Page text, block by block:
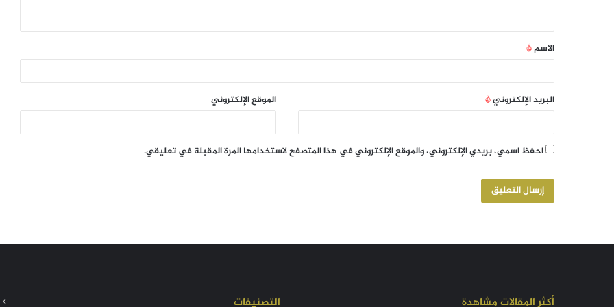
الاسم*
البريد الإلكتروني* الموقع الإلكتروني
احفظ اسمي، بريدي الإلكتروني، والموقع الإلكتروني في هذا المتصفح لاستخدامها المرة المقبلة في تعليقي.
أكثر المقالات مشاهدة التصنيفات